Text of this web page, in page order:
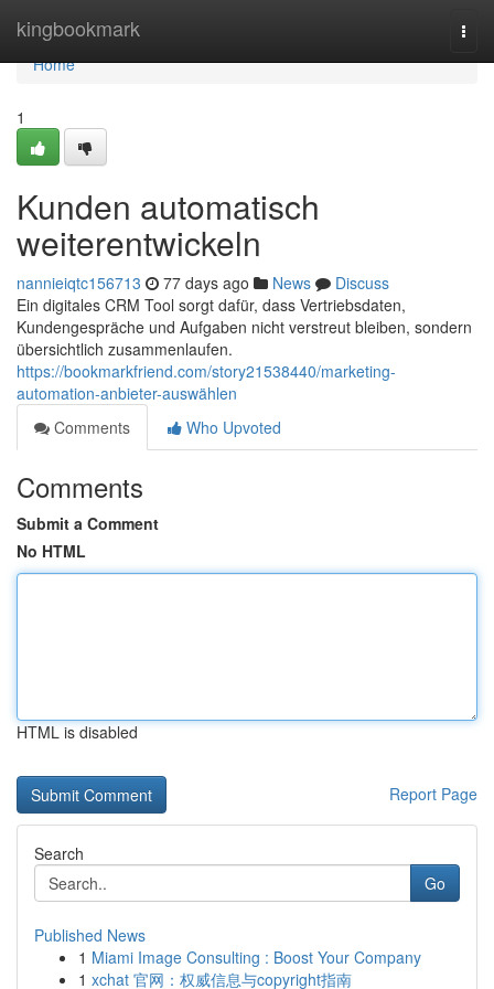
kingbookmark
Home
Home
1
Kunden automatisch
weiterentwickeln
nannieiqtc156713 77 days ago News
Discuss
Ein digitales CRM Tool sorgt dafür, dass Vertriebsdaten,
Kundengespräche und Aufgaben nicht verstreut bleiben, sondern
übersichtlich zusammenlaufen.
https://bookmarkfriend.com/story21538440/marketing-
automation-anbieter-auswählen
Comments
Who Upvoted
Comments
Submit a Comment
No HTML
HTML is disabled
Report Page
Search
Go
Published News
1 Miami Image Consulting : Boost Your Company
1 xchat 官网：权威信息与copyright指南